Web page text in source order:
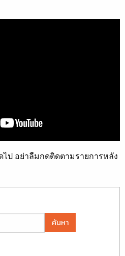
ไป อย่าลืมกดติดตามรายการหลัง
ค้นหา